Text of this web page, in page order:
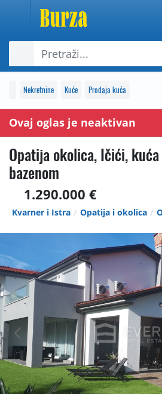
Nekretnine Kuće Prodaja kuća
Ovaj oglas je neaktivan
Opatija okolica, Ičići,
bazenom
1.290.000 €
Kvarner i Istra Opatija i okolica